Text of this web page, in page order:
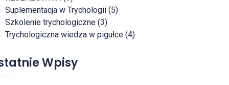
Suplementacja w Trychologii (5)
Szkolenie trychologiczne (3)
Trychologiczna wiedza w pigułce (4)
Wpisy